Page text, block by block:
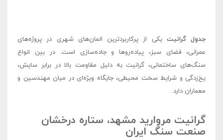
جدول گرانیت یکی از پرکاربردترین المان‌های شهری در پروژه‌های
عمرانی، فضای سبز، پیاده‌روها و جاده‌سازی است. در بین انواع
سنگ‌های ساختمانی، گرانیت به دلیل مقاومت بالا در برابر سایش،
یخ‌زدگی و شرایط سخت محیطی، جایگاه ویژه‌ای در میان مهندسین و
معماران دارد.
گرانیت مروارید مشهد، ستاره درخشان
صنعت سنگ ایران